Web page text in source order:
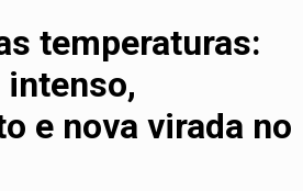
temperaturas:
e nova virada no